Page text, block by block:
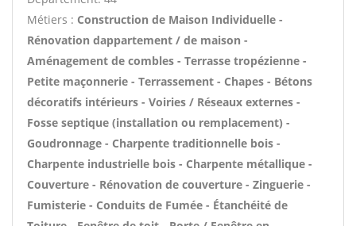
Métiers : Construction de Maison Individuelle -
Rénovation dappartement / de maison -
Aménagement de combles - Terrasse tropézienne -
Petite maçonnerie - Terrassement - Chapes - Bétons
décoratifs intérieurs - Voiries / Réseaux externes -
Fosse septique (installation ou remplacement) -
Goudronnage - Charpente traditionnelle bois -
Charpente industrielle bois - Charpente métallique -
Couverture - Rénovation de couverture - Zinguerie -
Fumisterie - Conduits de Fumée - Étanchéité de